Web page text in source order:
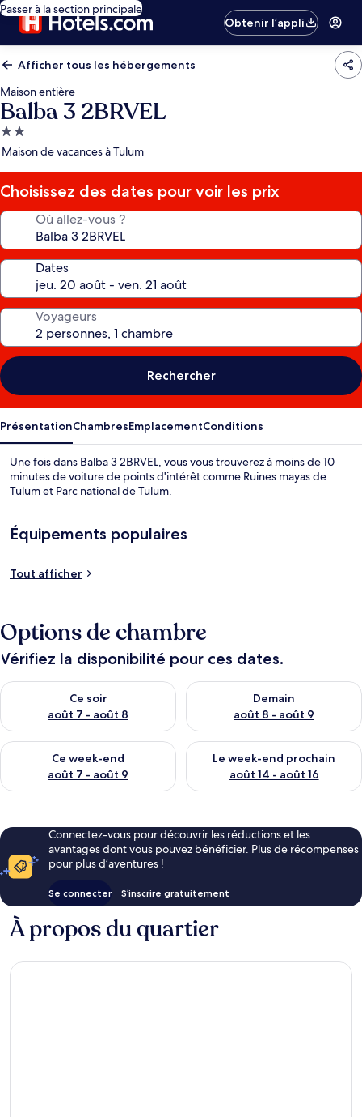
Passer à la section principale
Obtenir l’appli
Afficher tous les hébergements
Maison entière
Balba 3 2BRVEL
Hébergement
2.0 étoiles
Maison de vacances à Tulum
Choisissez des dates pour voir les prix
Où allez-vous ?
Dates
Voyageurs
Rechercher
PrésentationChambresEmplacementConditions
Une fois dans Balba 3 2BRVEL, vous vous trouverez à moins de 10
minutes de voiture de points d'intérêt comme Ruines mayas de
Tulum et Parc national de Tulum.
Équipements populaires
Tout afficher
Options de chambre
Vérifiez la disponibilité pour ces dates.
Ce soir
août 7 - août 8
Vérifier la disponibilité pour ce soir août 7 - août 8
Demain
août 8 - août 9
Vérifier la disponibilité pour
Ce week-end
août 7 - août 9
Vérifier la disponibilité pour ce week-end août 7 - août 9
Le week-end prochain
août 14 - août 16
Vérifier la disponibilité pour
Connectez-vous pour découvrir les réductions et les
avantages dont vous pouvez bénéficier. Plus de récompenses
pour plus d’aventures !
Se connecter S’inscrire gratuitement
À propos du quartier